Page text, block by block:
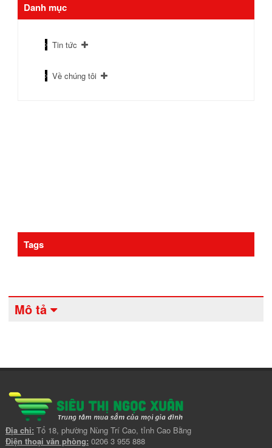
Danh mục
Tin tức
Về chúng tôi
Tags
Mô tả
Địa chỉ: Tổ 18, phường Nùng Trí Cao, tỉnh Cao Bằng
Điện thoại văn phòng: 0206 3 955 888